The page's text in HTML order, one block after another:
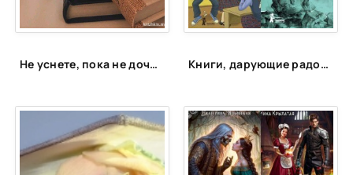
Тень, что преследует
Не уснете, пока не дочитаете: 15 книг для запойного чтения Книги, дарующие радость